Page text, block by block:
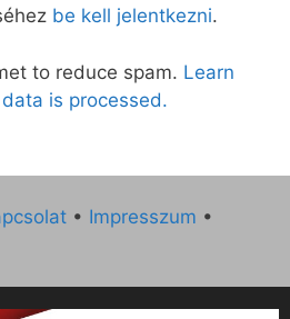
be kell jelentkezni.
to reduce spam. Learn
is processed.
• Impresszum •